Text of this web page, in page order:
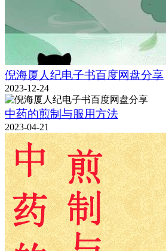
倪海厦人纪电子书百度网盘分享
2023-12-24
中药的煎制与服用方法
2023-04-21